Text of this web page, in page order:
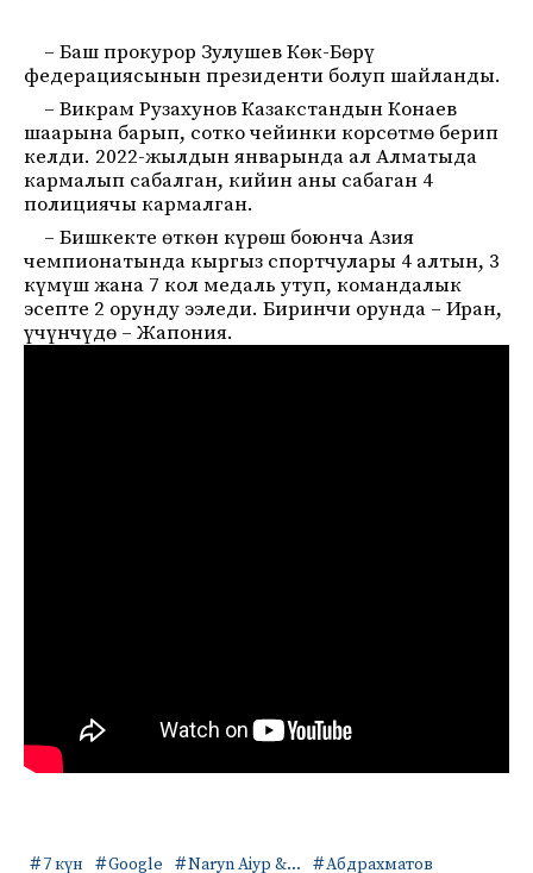
– Баш прокурор Зулушев Көк-Бөрү
федерациясынын президенти болуп шайланды.
– Викрам Рузахунов Казакстандын Конаев
шаарына барып, сотко чейинки корсөтмө берип
келди. 2022-жылдын январында ал Алматыда
кармалып сабалган, кийин аны сабаган 4
полициячы кармалган.
– Бишкекте өткөн күрөш боюнча Азия
чемпионатында кыргыз спортчулары 4 алтын, 3
күмүш жана 7 кол медаль утуп, командалык
эсепте 2 орунду ээледи. Биринчи орунда – Иран,
үчүнчүдө – Жапония.
7 күн Google Naryn Aiyp &...
Абдрахматов